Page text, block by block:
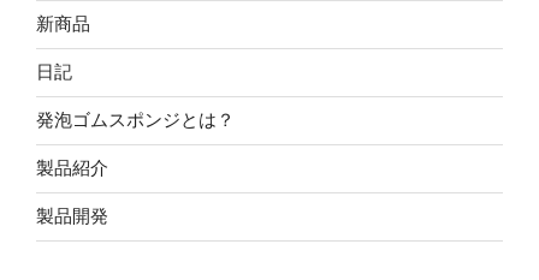
新商品
日記
発泡ゴムスポンジとは？
製品紹介
製品開発